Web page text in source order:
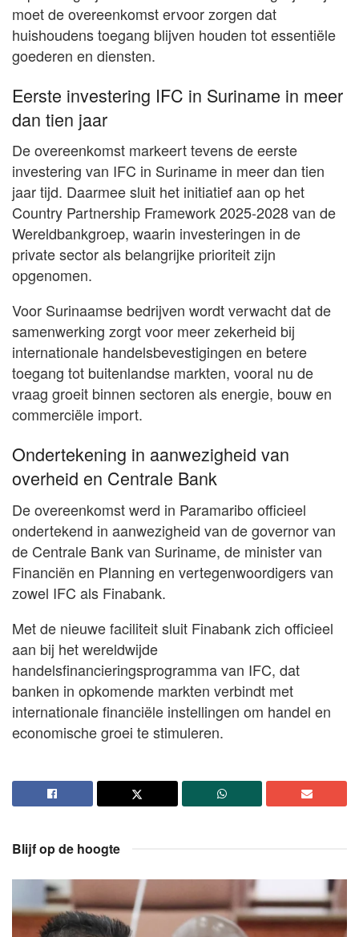
moet de overeenkomst ervoor zorgen dat
huishoudens toegang blijven houden tot essentiële
goederen en diensten.
Eerste investering IFC in Suriname in meer
dan tien jaar
De overeenkomst markeert tevens de eerste
investering van IFC in Suriname in meer dan tien
jaar tijd. Daarmee sluit het initiatief aan op het
Country Partnership Framework 2025-2028 van de
Wereldbankgroep, waarin investeringen in de
private sector als belangrijke prioriteit zijn
opgenomen.
Voor Surinaamse bedrijven wordt verwacht dat de
samenwerking zorgt voor meer zekerheid bij
internationale handelsbevestigingen en betere
toegang tot buitenlandse markten, vooral nu de
vraag groeit binnen sectoren als energie, bouw en
commerciële import.
Ondertekening in aanwezigheid van
overheid en Centrale Bank
De overeenkomst werd in Paramaribo officieel
ondertekend in aanwezigheid van de governor van
de Centrale Bank van Suriname, de minister van
Financiën en Planning en vertegenwoordigers van
zowel IFC als Finabank.
Met de nieuwe faciliteit sluit Finabank zich officieel
aan bij het wereldwijde
handelsfinancieringsprogramma van IFC, dat
banken in opkomende markten verbindt met
internationale financiële instellingen om handel en
economische groei te stimuleren.
Blijf op de hoogte